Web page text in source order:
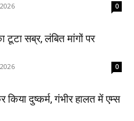
0
टूटा सब्र, लंबित मांगों पर
0
किया दुष्कर्म, गंभीर हालत में एम्स